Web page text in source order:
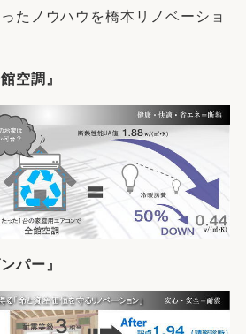
たノウハウを橋本リノベーショ
空調』
パー』